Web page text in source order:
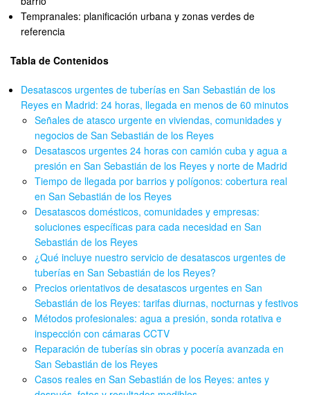
Tempranales: planificación urbana y zonas verdes de
referencia
Tabla de Contenidos
Desatascos urgentes de tuberías en San Sebastián de los
Reyes en Madrid: 24 horas, llegada en menos de 60 minutos
Señales de atasco urgente en viviendas, comunidades y
negocios de San Sebastián de los Reyes
Desatascos urgentes 24 horas con camión cuba y agua a
presión en San Sebastián de los Reyes y norte de Madrid
Tiempo de llegada por barrios y polígonos: cobertura real
en San Sebastián de los Reyes
Desatascos domésticos, comunidades y empresas:
soluciones específicas para cada necesidad en San
Sebastián de los Reyes
¿Qué incluye nuestro servicio de desatascos urgentes de
tuberías en San Sebastián de los Reyes?
Precios orientativos de desatascos urgentes en San
Sebastián de los Reyes: tarifas diurnas, nocturnas y festivos
Métodos profesionales: agua a presión, sonda rotativa e
inspección con cámaras CCTV
Reparación de tuberías sin obras y pocería avanzada en
San Sebastián de los Reyes
Casos reales en San Sebastián de los Reyes: antes y